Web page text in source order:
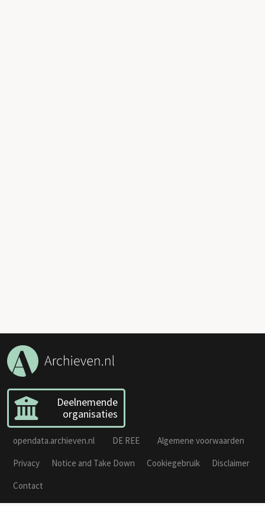
Deelnemende
organisaties
opendata.archieven.nl DE REE
Algemene voorwaarden
Privacy
Notice and Take Down Cookiegebruik
Disclaimer
Contact